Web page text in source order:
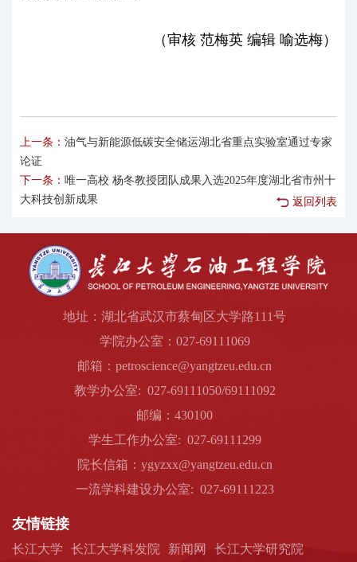
（审核 范梅英 编辑 喻选梅）
上一条： 油气与新能源低碳安全储运湖北省重点实验室通过专家
论证
下一条： 唯一高校 杨冬教授团队成果入选2025年度湖北省市州十
大科技创新成果
返回列表
地址：湖北省武汉市蔡甸区大学路111号
学院办公室：027-69111069
邮箱：petroscience@yangtzeu.edu.cn
教学办公室: 027-69111050/69111092
邮编：430100
学生工作办公室: 027-69111299
院长信箱：ygyzxx@yangtzeu.edu.cn
一流学科建设办公室: 027-69111223
友情链接
长江大学 长江大学科发院 新闻网 长江大学研究院